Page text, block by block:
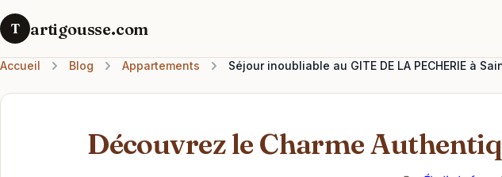
T artigousse.com
Accueil Blog Appartements Séjour inoubliable au GITE DE LA PECHERIE à
Découvrez le Charme